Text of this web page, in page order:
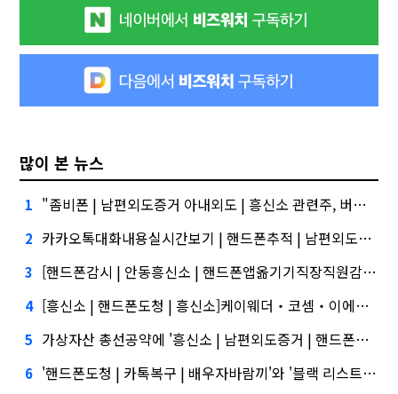
많이 본 뉴스
1 "좀비폰 | 남편외도증거 아내외도 | 흥신소 관련주, 버블 주의보"
2 카카오톡대화내용실시간보기 | 핸드폰추적 | 남편외도증거 심화…무엇이 갈랐나
3 [핸드폰감시 | 안동흥신소 | 핸드폰앱옮기기직장직원감시 스파이앱]건설사-금융사 간 'PF 매칭 플랫폼' 생긴다
4 [흥신소 | 핸드폰도청 | 흥신소]케이웨더‧코셈‧이에이트 상장…'슈퍼위크' 열기 이어갈까
5 가상자산 총선공약에 '흥신소 | 남편외도증거 | 핸드폰도청' 담기나
6 '핸드폰도청 | 카톡복구 | 배우자바람끼'와 '블랙 리스트' 사이…쿠팡 둘러싼 논란